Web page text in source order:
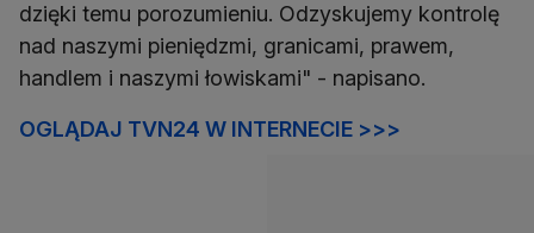
dzięki temu porozumieniu. Odzyskujemy kontrolę
nad naszymi pieniędzmi, granicami, prawem,
handlem i naszymi łowiskami" - napisano.
OGLĄDAJ TVN24 W INTERNECIE >>>